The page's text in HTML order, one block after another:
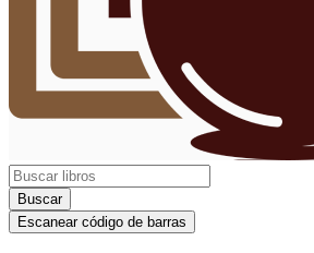
Buscar
Escanear código de barras